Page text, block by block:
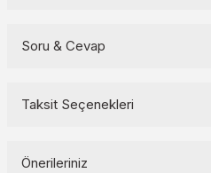
Soru & Cevap
Ürün hakkında henüz
Taksit Seçenekleri
Önerileriniz